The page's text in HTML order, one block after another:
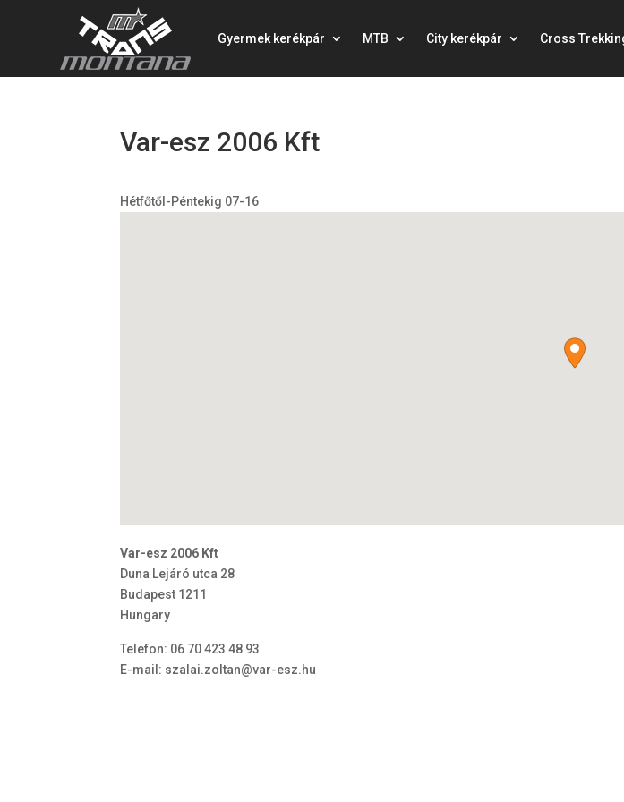
Gyermek kerékpár MTB City kerékpár Cross
Var-esz 2006 Kft
Hétfőtől-Péntekig 07-16
Var-esz 2006 Kft
Duna Lejáró utca 28
Budapest 1211
Hungary
Telefon: 06 70 423 48 93
E-mail: szalai.zoltan@var-esz.hu